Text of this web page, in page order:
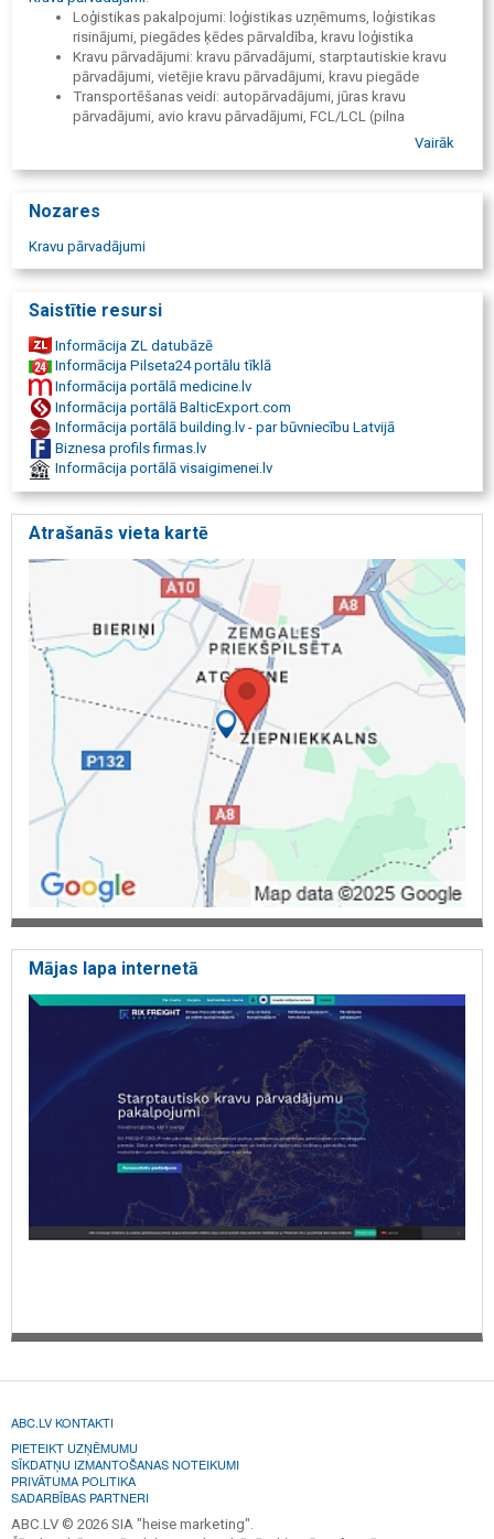
Loģistikas pakalpojumi: loģistikas uzņēmums, loģistikas
risinājumi, piegādes ķēdes pārvaldība, kravu loģistika
Kravu pārvadājumi: kravu pārvadājumi, starptautiskie kravu
pārvadājumi, vietējie kravu pārvadājumi, kravu piegāde
Transportēšanas veidi: autopārvadājumi, jūras kravu
pārvadājumi, avio kravu pārvadājumi, FCL/LCL (pilna
pakalpojumi (atmuitošana), pārcelšanās pakalpojumi, kravu
Vairāk
Nozares
Kravu pārvadājumi
Saistītie resursi
Informācija ZL datubāzē
Informācija Pilseta24 portālu tīklā
Informācija portālā medicine.lv
Informācija portālā BalticExport.com
Informācija portālā building.lv - par būvniecību Latvijā
Biznesa profils firmas.lv
Informācija portālā visaigimenei.lv
Atrašanās vieta kartē
Mājas lapa internetā
ABC.LV KONTAKTI
PIETEIKT UZŅĒMUMU
SĪKDATŅU IZMANTOŠANAS NOTEIKUMI
PRIVĀTUMA POLITIKA
SADARBĪBAS PARTNERI
ABC.LV © 2026 SIA "heise marketing".